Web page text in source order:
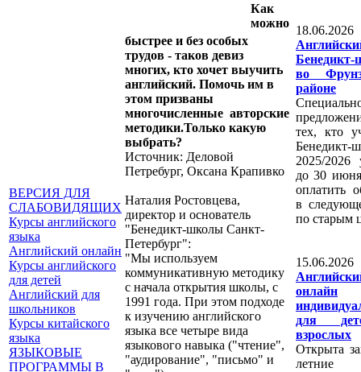
ВЕРСИЯ ДЛЯ
СЛАБОВИДЯЩИХ
Курсы английского
языка
Английский онлайн
Курсы английского
для детей
Английский для
школьников
Курсы китайского
языка
ЯЗЫКОВЫЕ
ПРОГРАММЫ В
Как
можно
быстрее и без особых
трудов - таков девиз
многих, кто хочет выучить
английский. Помочь им в
этом призваны
многочисленные авторские
методики.Только какую
выбрать?
Источник: Деловой
Петребург, Оксана Крапивко
Наталия Ростовцева,
директор и основатель
"Бенедикт-школы Санкт-
Петербург":
"Мы используем
коммуникативную методику
с начала открытия школы, с
1991 года. При этом подходе
к изучению английского
языка все четыре вида
языкового навыка ("чтение",
"аудирование", "письмо" и
Бенедикт-
во
районе
тех, кто
Бенедикт-
2025/2026
до 30
оплатить
в
по старым
онлайн
для
взрослых
Открыта
летние